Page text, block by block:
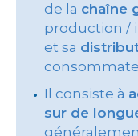
de la chaîne
production /
et sa
Il consiste à
sur de